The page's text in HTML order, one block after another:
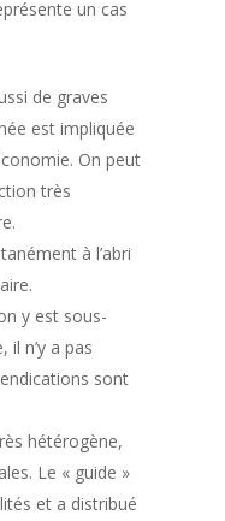
un cas
de graves
est impliquée
On peut
très
à l’abri
y est sous-
il n’y a pas
sont
hétérogène,
Le « guide »
et a distribué